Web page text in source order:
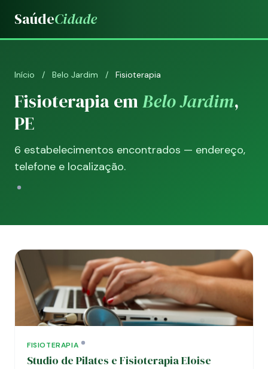
SaúdeCidade
Início / Belo Jardim / Fisioterapia
Fisioterapia emBelo Jardim,
PE
6 estabelecimentos encontrados — endereço,
telefone e localização.
FISIOTERAPIA
Studio de Pilates e Fisioterapia Eloise